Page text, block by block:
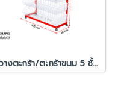
ชั้นวางตะกร้า/ตะกร้าขนม 5 ชั้น ขนาด 120x150 cm.